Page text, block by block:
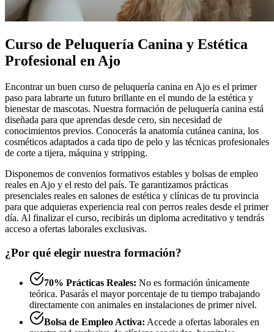
Curso de Peluquería Canina y Estética
Profesional en Ajo
Encontrar un buen curso de peluquería canina en Ajo es el primer
paso para labrarte un futuro brillante en el mundo de la estética y
bienestar de mascotas. Nuestra formación de peluquería canina está
diseñada para que aprendas desde cero, sin necesidad de
conocimientos previos. Conocerás la anatomía cutánea canina, los
cosméticos adaptados a cada tipo de pelo y las técnicas profesionales
de corte a tijera, máquina y stripping.
Disponemos de convenios formativos estables y bolsas de empleo
reales en Ajo y el resto del país. Te garantizamos prácticas
presenciales reales en salones de estética y clínicas de tu provincia
para que adquieras experiencia real con perros reales desde el primer
día. Al finalizar el curso, recibirás un diploma acreditativo y tendrás
acceso a ofertas laborales exclusivas.
¿Por qué elegir nuestra formación?
70% Prácticas Reales: No es formación únicamente
teórica. Pasarás el mayor porcentaje de tu tiempo trabajando
directamente con animales en instalaciones de primer nivel.
Bolsa de Empleo Activa: Accede a ofertas laborales en